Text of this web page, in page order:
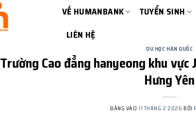
VỀ HUMANBANK TUYỂN SINH
LIÊN HỆ
DU HỌC HÀN QUỐC
Trường Cao đẳng hanyeong khu
Hưng Yên
ĐĂNG VÀO11 THÁNG 2 2026 BỞI